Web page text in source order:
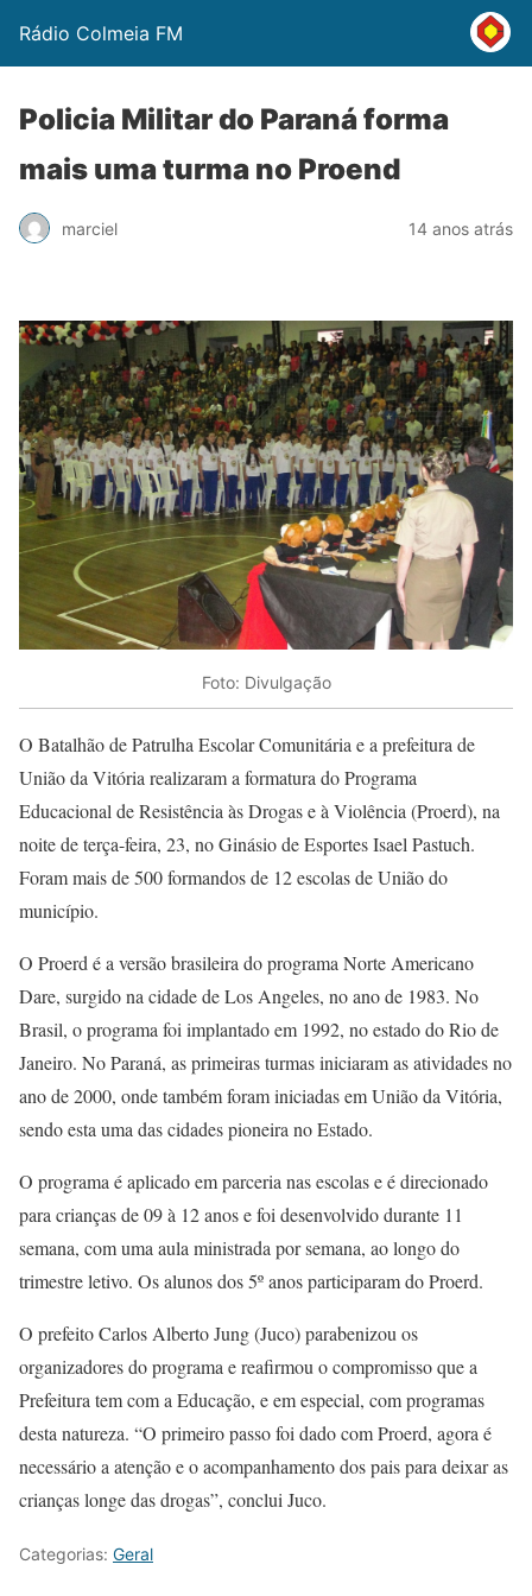
Rádio Colmeia FM
Policia Militar do Paraná forma
mais uma turma no Proend
marciel 14 anos atrás
Foto: Divulgação
O Batalhão de Patrulha Escolar Comunitária e a prefeitura de
União da Vitória realizaram a formatura do Programa
Educacional de Resistência às Drogas e à Violência (Proerd), na
noite de terça-feira, 23, no Ginásio de Esportes Isael Pastuch.
Foram mais de 500 formandos de 12 escolas de União do
município.
O Proerd é a versão brasileira do programa Norte Americano
Dare, surgido na cidade de Los Angeles, no ano de 1983. No
Brasil, o programa foi implantado em 1992, no estado do Rio de
Janeiro. No Paraná, as primeiras turmas iniciaram as atividades no
ano de 2000, onde também foram iniciadas em União da Vitória,
sendo esta uma das cidades pioneira no Estado.
O programa é aplicado em parceria nas escolas e é direcionado
para crianças de 09 à 12 anos e foi desenvolvido durante 11
semana, com uma aula ministrada por semana, ao longo do
trimestre letivo. Os alunos dos 5º anos participaram do Proerd.
O prefeito Carlos Alberto Jung (Juco) parabenizou os
organizadores do programa e reafirmou o compromisso que a
Prefeitura tem com a Educação, e em especial, com programas
desta natureza. “O primeiro passo foi dado com Proerd, agora é
necessário a atenção e o acompanhamento dos pais para deixar as
crianças longe das drogas”, conclui Juco.
Categorias: Geral